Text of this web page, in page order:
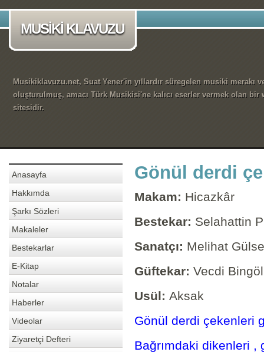
MUSİKİ KLAVUZU
Musikiklavuzu.net, Suat Yener'in yıllardır süregelen musiki merakı
oluşturulmuş, amacı Türk Musikisi'ne kalıcı eserler vermek olan bir
sitesidir.
Anasayfa
Hakkımda
Şarkı Sözleri
Makaleler
Bestekarlar
E-Kitap
Notalar
Haberler
Videolar
Ziyaretçi Defteri
Gönül derdi
Makam: Hicazkâr
Bestekar: Selahattin
Sanatçı: Melihat
Güftekar: Vecdi Bingöl
Usül: Aksak
Gönül derdi çekenleri
Bağrımdaki dikenleri